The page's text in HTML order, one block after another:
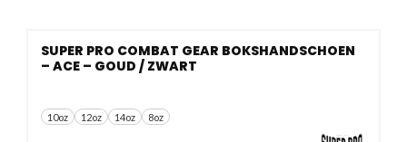
10oz 12oz 14oz 8oz
SUPER PRO COMBAT GEAR BOKSHANDSCHOEN
– ACE – GOUD / ZWART